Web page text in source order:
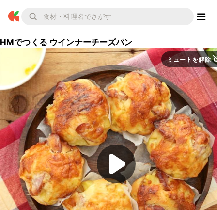
HMでつくる ウインナーチーズパン
ミュートを解除